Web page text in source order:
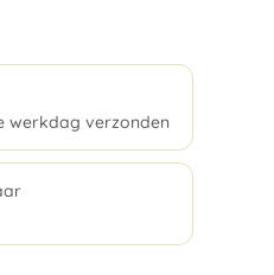
werkdag verzonden